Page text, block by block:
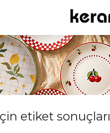
etiket sonuçları